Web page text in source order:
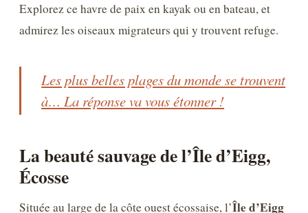
Explorez ce havre de paix en kayak ou en bateau, et
admirez les oiseaux migrateurs qui y trouvent refuge.
Les plus belles plages du monde se trouvent
à… La réponse va vous étonner !
La beauté sauvage de l’Île d’Eigg,
Écosse
Située au large de la côte ouest écossaise, l’Île d’Eigg